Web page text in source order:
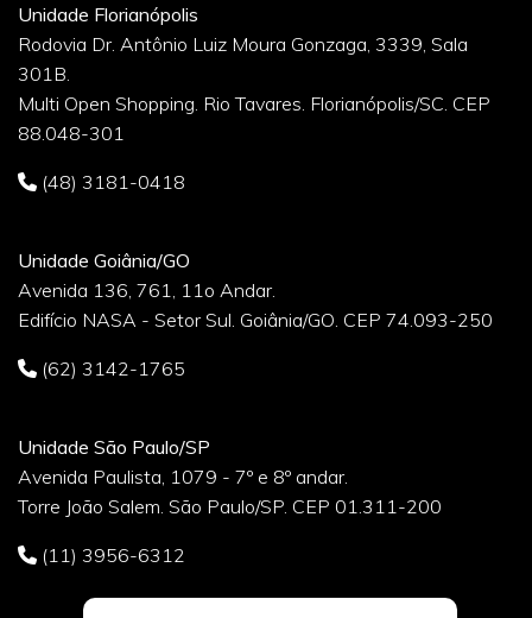
Unidade Florianópolis
Rodovia Dr. Antônio Luiz Moura Gonzaga, 3339, Sala
301B.
Multi Open Shopping. Rio Tavares. Florianópolis/SC. CEP
88.048-301
(48) 3181-0418
Unidade Goiânia/GO
Avenida 136, 761, 11o Andar.
Edifício NASA - Setor Sul. Goiânia/GO. CEP 74.093-250
(62) 3142-1765
Unidade São Paulo/SP
Avenida Paulista, 1079 - 7º e 8º andar.
Torre João Salem. São Paulo/SP. CEP 01.311-200
(11) 3956-6312